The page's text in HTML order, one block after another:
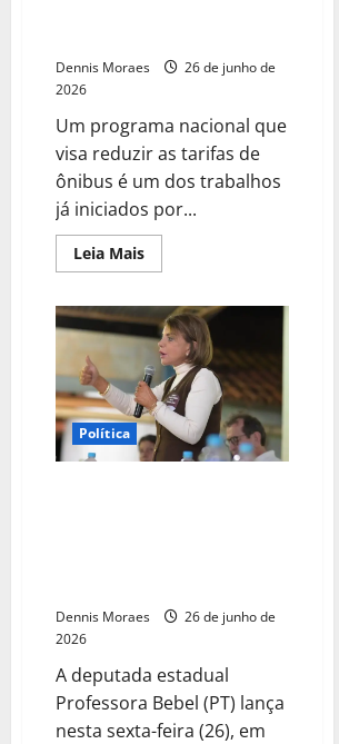
Dennis Moraes
26 de junho de
2026
Um programa nacional que
visa reduzir as tarifas de
ônibus é um dos trabalhos
já iniciados por...
Leia Mais
Política
Dennis Moraes
26 de junho de
2026
A deputada estadual
Professora Bebel (PT) lança
nesta sexta-feira (26), em